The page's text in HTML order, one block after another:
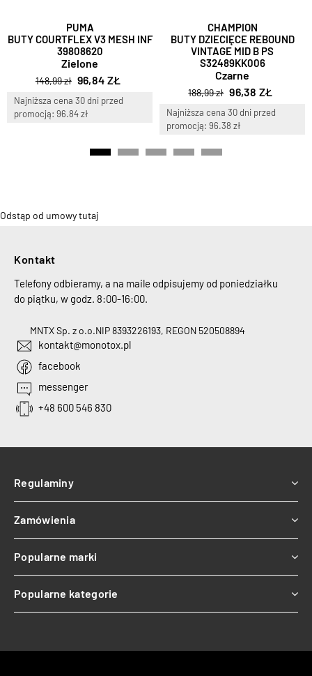
PUMA
BUTY COURTFLEX V3 MESH INF
39808620
Zielone
148,99 zł 96,84 ZŁ
Najniższa cena 30 dni przed
promocją: 96.84 zł
CHAMPION
BUTY DZIECIĘCE REBOUND
VINTAGE MID B PS
S32489KK006
Czarne
188,99 zł 96,38 ZŁ
Najniższa cena 30 dni przed
promocją: 96.38 zł
Odstąp od umowy tutaj
Kontakt
Telefony odbieramy, a na maile odpisujemy od poniedziałku
do piątku, w godz. 8:00-16:00.
MNTX Sp. z o.o.NIP 8393226193, REGON 520508894
kontakt@monotox.pl
facebook
messenger
+48 600 546 830
Regulaminy
Zamówienia
Popularne marki
Popularne kategorie